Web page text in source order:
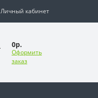
Личный кабинет
0р.
Оформить
заказ